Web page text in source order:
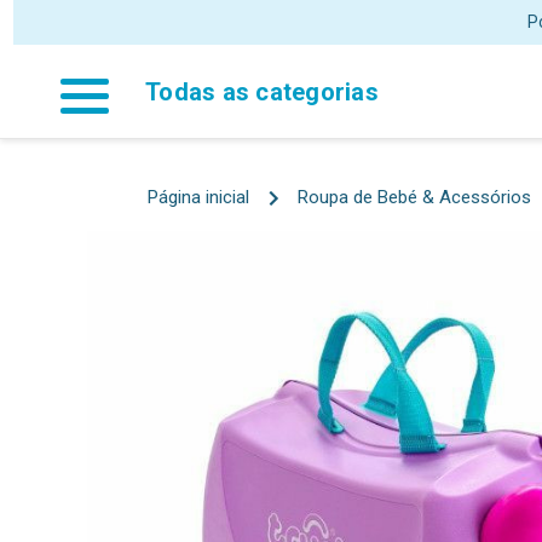
Todas as categorias
Página inicial Roupa de Bebé & Acessórios